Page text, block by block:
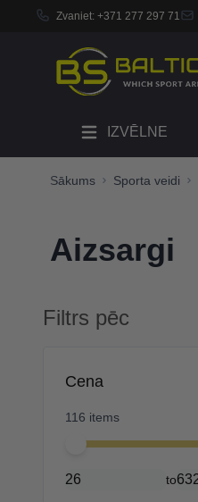
Zvaniet: +371 277 297 71
IZVĒLNE
Sākums Sporta veidi
Aizsargi
Filtrs pēc
Cena
116 items
Minimal price
Maximum price
to